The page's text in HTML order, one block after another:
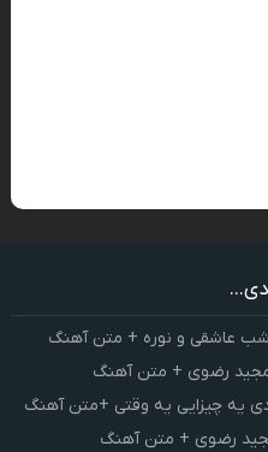
شب عاشقی و نوره + متن آهنگ
مجید رضوی + متن آهنگ
یه چیزایی یه وقتی +متن آهنگ
رضوی + متن آهنگ